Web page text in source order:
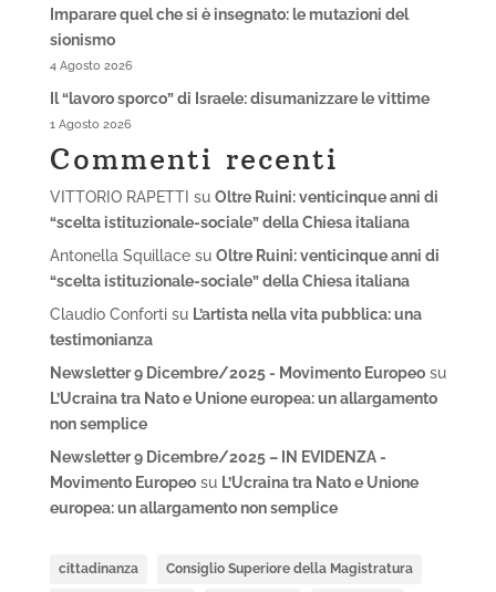
Imparare quel che si è insegnato: le mutazioni del
sionismo
4 Agosto 2026
Il “lavoro sporco” di Israele: disumanizzare le vittime
1 Agosto 2026
Commenti recenti
VITTORIO RAPETTI su Oltre Ruini: venticinque anni di
“scelta istituzionale-sociale” della Chiesa italiana
Antonella Squillacesu Oltre Ruini: venticinque anni di
“scelta istituzionale-sociale” della Chiesa italiana
Claudio Confortisu L’artista nella vita pubblica: una
testimonianza
Newsletter 9 Dicembre/2025 - Movimento Europeosu
L’Ucraina tra Nato e Unione europea: un allargamento
non semplice
Newsletter 9 Dicembre/2025 – IN EVIDENZA -
Movimento Europeosu L’Ucraina tra Nato e Unione
europea: un allargamento non semplice
cittadinanza Consiglio Superiore della Magistratura